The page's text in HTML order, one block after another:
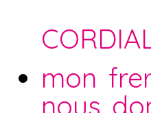
mon
nous